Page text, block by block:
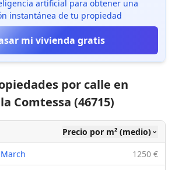
artificial para obtener una
instantánea de tu propiedad
mi vivienda gratis
por calle en
Comtessa (46715)
Precio por m² (medio)
1250 €